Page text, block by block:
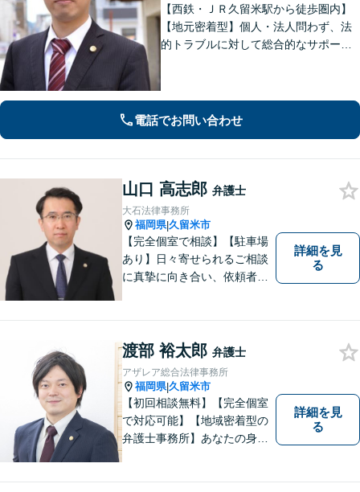
【西鉄・ＪＲ久留米駅から徒歩圏内】
【地元密着型】個人・法人問わず、法
的トラブルに対して総合的なサポート
電話でお問い合わせ
山口 高志郎 弁護士
大石法律事務所
福岡県|久留米市
【完全個室で相談】【駐車場
あり】日々寄せられるご相談
に真摯に向き合い、依頼者の
営課題の解決に向けた最適な
法的サポートを提供し、安定
した経営基盤の構築をお手伝
いいたします。
詳細を見
る
渡部 裕太郎 弁護士
アザレア総合法律事務所
福岡県|久留米市
【初回相談無料】【完全個室
で対応可能】【地域密着型の
弁護士事務所】あなたの身近
詳細を見
る